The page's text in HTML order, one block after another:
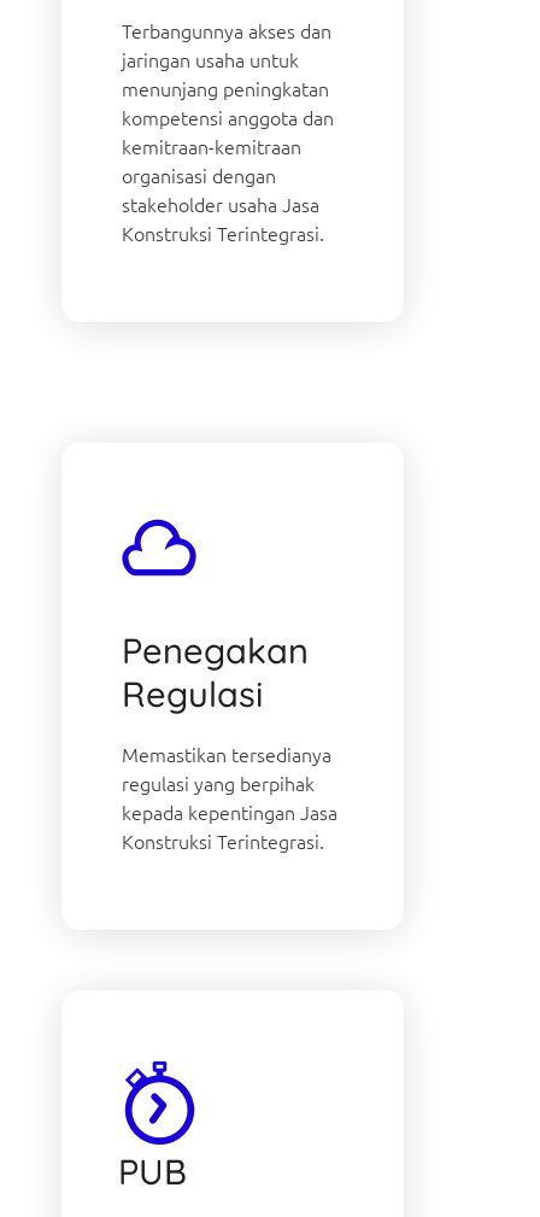
Terbangunnya akses dan
jaringan usaha untuk
menunjang peningkatan
kompetensi anggota dan
kemitraan-kemitraan
organisasi dengan
stakeholder usaha Jasa
Konstruksi Terintegrasi.
Penegakan
Regulasi
Memastikan tersedianya
regulasi yang berpihak
kepada kepentingan Jasa
Konstruksi Terintegrasi.
PUB